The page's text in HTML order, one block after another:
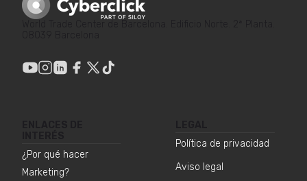
¿Por qué hacer
Marketing?
Política de privacidad
Aviso legal